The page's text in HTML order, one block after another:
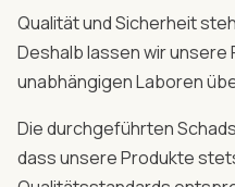
Qualität und Sicherheit
Deshalb lassen wir
unabhängigen Laboren
Die durchgeführten
dass unsere Produkte